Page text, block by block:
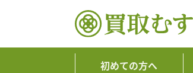
初めての方へ